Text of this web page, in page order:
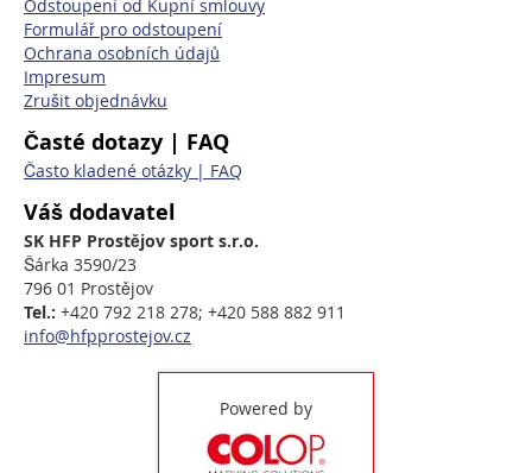
Odstoupení od Kupní smlouvy
Formulář pro odstoupení
Ochrana osobních údajů
Impresum
Zrušit objednávku
Časté dotazy | FAQ
Často kladené otázky | FAQ
Váš dodavatel
SK HFP Prostějov sport s.r.o.
Šárka 3590/23
796 01 Prostějov
Tel.: +420 792 218 278; +420 588 882 911
info@hfpprostejov.cz
Powered by